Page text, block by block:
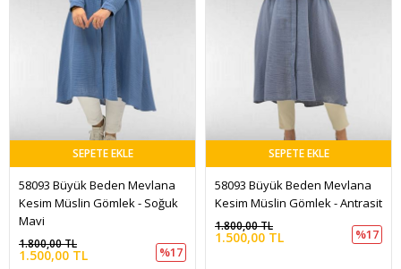
SEPETE EKLE
58093 Büyük Beden Mevlana
Kesim Müslin Gömlek - Soğuk
Mavi
1.500,00 TL
1.800,00 TL
%17
SEPETE EKLE
58093 Büyük Beden Mevlana
Kesim Müslin Gömlek - Antrasit
1.500,00 TL
1.800,00 TL
%17